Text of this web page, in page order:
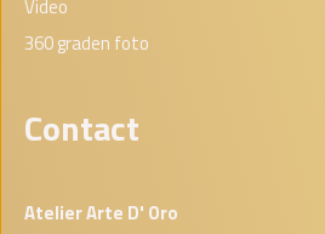
Video
360 graden foto
Contact
Atelier Arte D' Oro